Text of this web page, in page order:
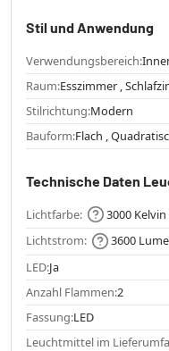
Stil und Anwendung
Verwendungsbereich:
Raum:Esszimmer ,
Stilrichtung:Modern
Bauform:Flach ,
Technische Daten
Lichtfarbe:
3000 Kelvin
Lichtstrom:
3600
LED:Ja
Anzahl Flammen:2
Fassung:LED
Leuchtmittel im